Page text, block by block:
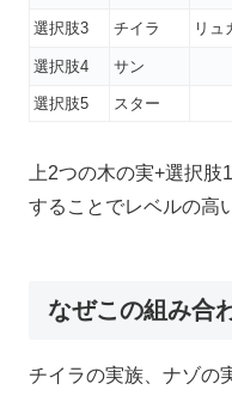
選択肢3 チイラ リュ
選択肢4 サン
選択肢5 スター
上2つの木の実+選択
することでレベルの高
なぜこの組み合
チイラの実族、ナゾの